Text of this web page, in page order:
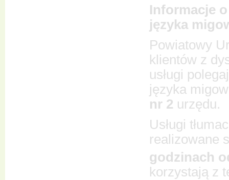
Informacje
języka
Powiatowy
klientów z
usługi
języka
nr 2 urzędu.
Usługi
realizowane
godzinach
korzystają z